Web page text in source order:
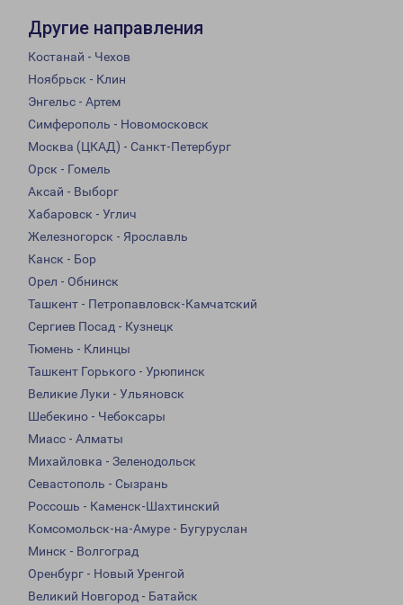
Другие направления
Костанай - Чехов
Ноябрьск - Клин
Энгельс - Артем
Симферополь - Новомосковск
Москва (ЦКАД) - Санкт-Петербург
Орск - Гомель
Аксай - Выборг
Хабаровск - Углич
Железногорск - Ярославль
Канск - Бор
Орел - Обнинск
Ташкент - Петропавловск-Камчатский
Сергиев Посад - Кузнецк
Тюмень - Клинцы
Ташкент Горького - Урюпинск
Великие Луки - Ульяновск
Шебекино - Чебоксары
Миасс - Алматы
Михайловка - Зеленодольск
Севастополь - Сызрань
Россошь - Каменск-Шахтинский
Комсомольск-на-Амуре - Бугуруслан
Минск - Волгоград
Оренбург - Новый Уренгой
Великий Новгород - Батайск